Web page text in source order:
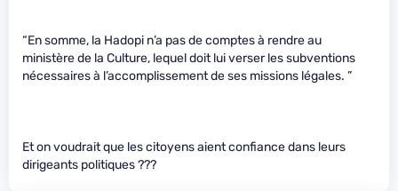
“En somme, la Hadopi n’a pas de comptes à rendre au
ministère de la Culture, lequel doit lui verser les subventions
nécessaires à l’accomplissement de ses missions légales. ”
Et on voudrait que les citoyens aient confiance dans leurs
dirigeants politiques ???